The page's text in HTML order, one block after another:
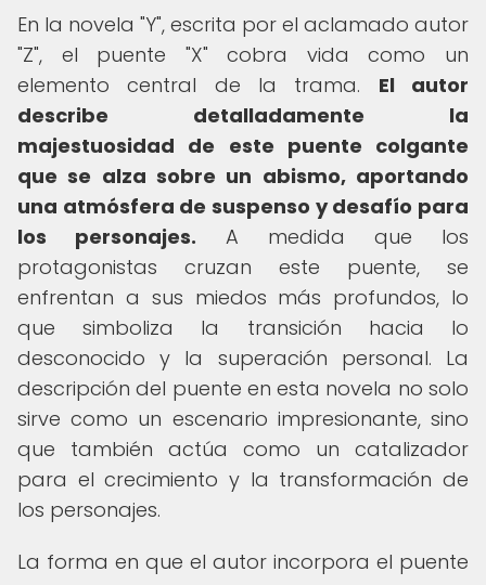
En la novela "Y", escrita por el aclamado autor
"Z", el puente "X" cobra vida como un
elemento central de la trama. El autor
describe detalladamente la
majestuosidad de este puente colgante
que se alza sobre un abismo, aportando
una atmósfera de suspenso y desafío para
los personajes. A medida que los
protagonistas cruzan este puente, se
enfrentan a sus miedos más profundos, lo
que simboliza la transición hacia lo
desconocido y la superación personal. La
descripción del puente en esta novela no solo
sirve como un escenario impresionante, sino
que también actúa como un catalizador
para el crecimiento y la transformación de
los personajes.
La forma en que el autor incorpora el puente